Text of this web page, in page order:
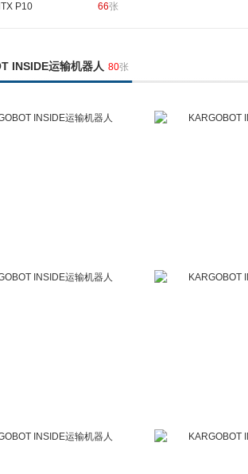
电动轻客
P10 66张
INSIDE运输机器人 80张